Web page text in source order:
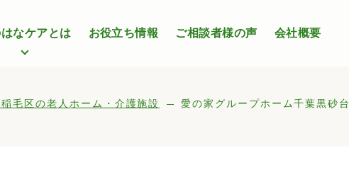
なケアとは お役立ち情報 ご相談者様の声 会社概要
毛区の老人ホーム・介護施設 愛の家グループホーム千葉黒砂台